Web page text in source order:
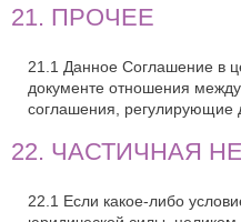
21. ПРОЧЕЕ
21.1 Данное Соглашение в
документе отношения
соглашения,
22. ЧАСТИЧНАЯ
22.1 Если какое-либо